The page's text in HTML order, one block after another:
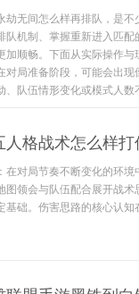
劫无间怎么样再排队，是
队机制、掌握重新进入匹
加顺畅。下面从实际操作
对局准备阶段，可能会出
、队伍情形变化或模式人数
人格战术怎么样打
在对局节奏不断变化的环
图领会与队伍配合展开战
基础。伤害思路的核心认知